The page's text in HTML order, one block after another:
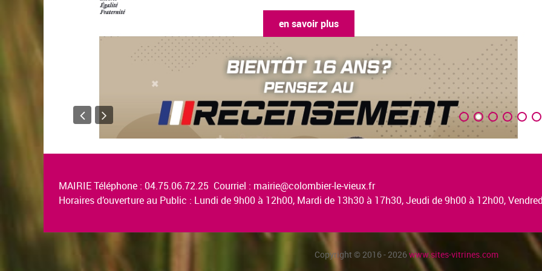
en savoir plus
MAIRIE Téléphone : 04.75.06.72.25 Courriel : mairie@colombier-le-vieux.fr
Horaires d’ouverture au Public : Lundi de 9h00 à 12h00, Mardi de 13h30 à 17h30, Jeudi de 9h00 à 12h00,
Copyright © 2016 - 2026www.sites-vitrines.com